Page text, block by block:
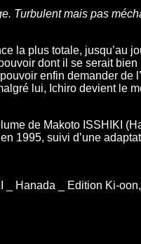
Turbulent mais pas
la plus totale, jusqu’au
dont il se serait
enfin demander
lui, Ichiro devient le
de Makoto ISSHIKI
1995, suivi d’une
_ Hanada _ Edition Ki-